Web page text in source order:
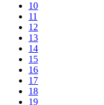
10
11
12
13
14
15
16
17
18
19